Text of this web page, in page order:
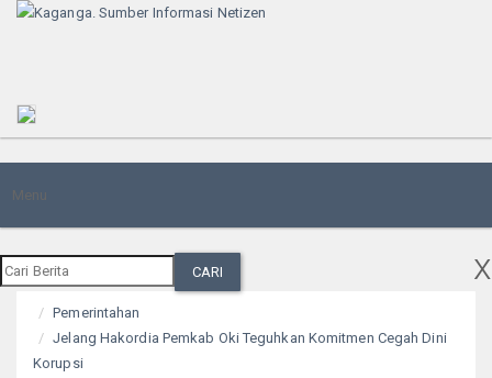
Toggle
Menu
x
CARI
Pemerintahan
Jelang Hakordia Pemkab Oki Teguhkan Komitmen Cegah Dini
Korupsi